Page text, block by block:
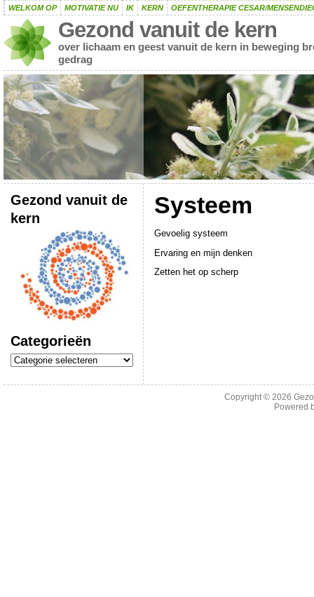
WELKOM OP MOTIVATIE NU IK KERN OEFENTHERAPIE CESAR/
Gezond vanuit de kern
over lichaam en geest vanuit de kern in beweging
gedrag
Gezond vanuit de
kern
Categorieën
Categorieën
Systeem
Gevoelig systeem
Ervaring en mijn denken
Zetten het op scherp
Copyright © 2026
Powered